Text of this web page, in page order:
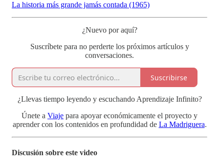
La historia más grande jamás contada (1965)
¿Nuevo por aquí?
Suscríbete para no perderte los próximos artículos y
conversaciones.
Suscribirse
¿Llevas tiempo leyendo y escuchando Aprendizaje Infinito?
Únete a Viaje para apoyar económicamente el proyecto y
aprender con los contenidos en profundidad de La Madriguera.
Discusión sobre este video